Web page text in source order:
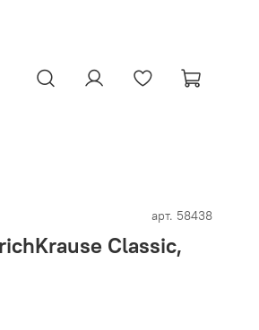
арт. 58438
Classic,